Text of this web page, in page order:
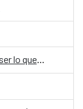
Mesa redonda “Cuando la política dejó de ser lo que era”